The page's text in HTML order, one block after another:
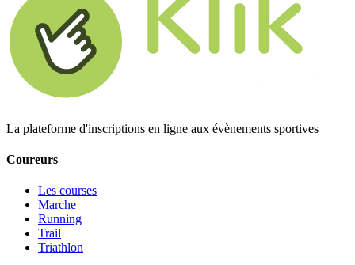
La plateforme d'inscriptions en ligne aux évènements sportives
Coureurs
Les courses
Marche
Running
Trail
Triathlon